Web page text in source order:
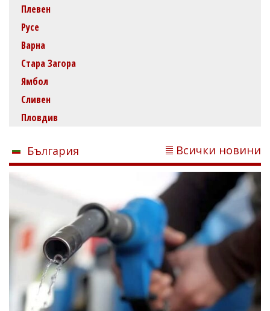
Плевен
Русе
Варна
Стара Загора
Ямбол
Сливен
Пловдив
България Всички новини